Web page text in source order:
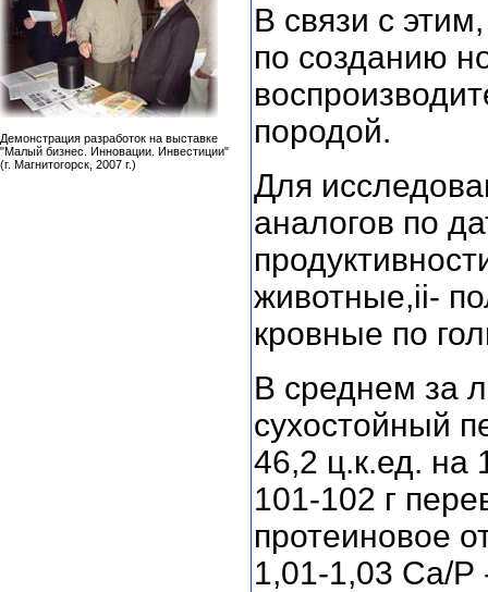
В связи с
по созданию
породой.
Для
аналогов по
животные,ii-
кровные по
В среднем за
сухостойный
46,2 ц.к.ед. на
101-102 г
протеиновое
1,01-1,03 Са/Р
Демонстрация разработок на выставке
"Малый бизнес. Инновации. Инвестиции"
(г. Магнитогорск, 2007 г.)